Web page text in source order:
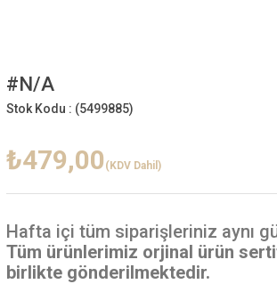
#N/A
Stok Kodu : (5499885)
₺479,00 (KDV Dahil)
Hafta içi tüm siparişleriniz aynı
Tüm ürünlerimiz orjinal ürün
birlikte gönderilmektedir.